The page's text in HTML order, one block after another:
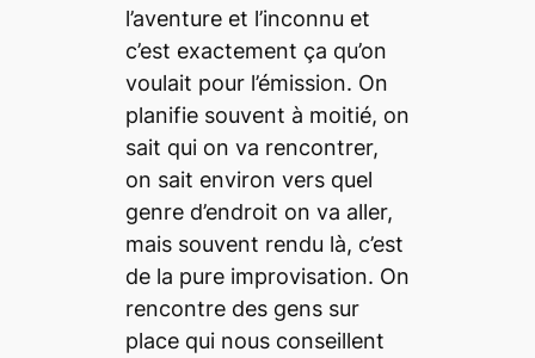
l’aventure et l’inconnu et
c’est exactement ça qu’on
voulait pour l’émission. On
planifie souvent à moitié, on
sait qui on va rencontrer,
on sait environ vers quel
genre d’endroit on va aller,
mais souvent rendu là, c’est
de la pure improvisation. On
rencontre des gens sur
place qui nous conseillent